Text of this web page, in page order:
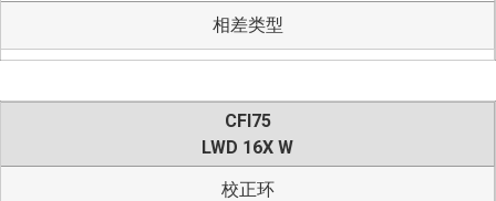
相差类型
CFI75
LWD 16X W
校正环